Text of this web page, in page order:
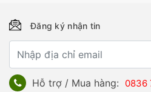
Đăng ký nhận tin
Hỗ trợ / Mua hàng: 0836